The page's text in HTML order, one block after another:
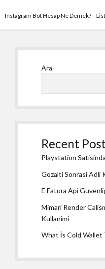
Instagram Bot Hesap Ne Demek?
Ara
Recent
Playstation
Gozalti Sonrasi Adli
E Fatura Api
Mimari Render
Kullanimi
What İs Cold Wallet